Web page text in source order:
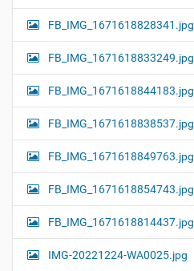
FB_IMG_1671618828341.jpg
FB_IMG_1671618833249.jpg
FB_IMG_1671618844183.jpg
FB_IMG_1671618838537.jpg
FB_IMG_1671618849763.jpg
FB_IMG_1671618854743.jpg
FB_IMG_1671618814437.jpg
IMG-20221224-WA0025.jpg